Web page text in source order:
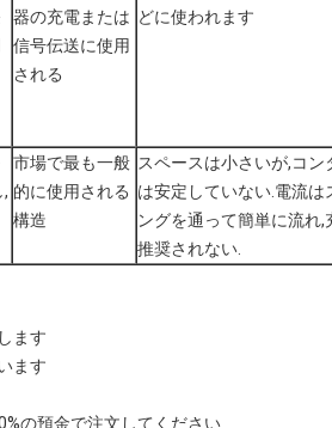
器の充電または
信号伝送に使用
される
どに使われます
市場で最も一般
的に使用される
構造
スペースは小さいが,コン
は安定していない.電流は
ングを通って簡単に流れ,
推奨されない.
ます
ます
の預金で注文してください